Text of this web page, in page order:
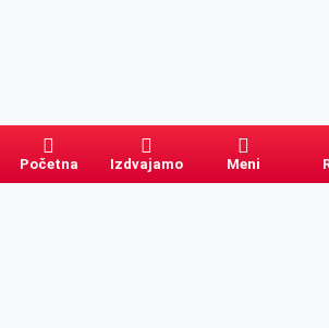
Početna Izdvajamo Meni